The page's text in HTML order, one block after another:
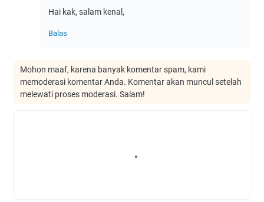
Hai kak, salam kenal,
Balas
Mohon maaf, karena banyak komentar spam, kami
memoderasi komentar Anda. Komentar akan muncul setelah
melewati proses moderasi. Salam!